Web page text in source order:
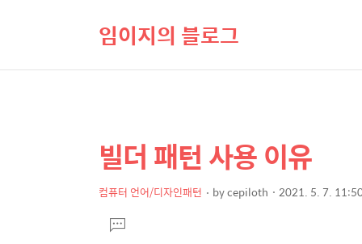
임이지의 블로그
상
세
컨
텐
본
문
제
빌더 패턴 사용 이유
컴퓨터 언어/디자인패턴 bycepiloth 2021. 5. 7.
문댓
글